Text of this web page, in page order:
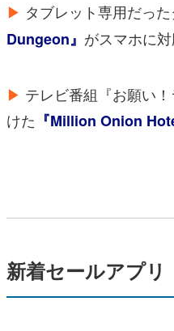
▶ タブレット専用だっ
Dungeon』 がスマホに対
▶ テレビ番組『お願い
けた 『Million Onion
新着セールアプリ